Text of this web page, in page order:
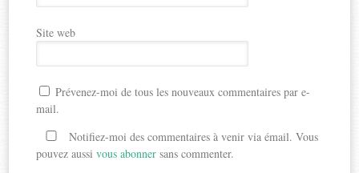
Site web
Prévenez-moi de tous les nouveaux commentaires par e-
mail.
Notifiez-moi des commentaires à venir via émail. Vous
pouvez aussivous abonner sans commenter.